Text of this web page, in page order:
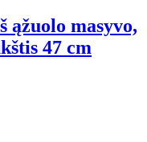
ąžuolo masyvo,
47 cm